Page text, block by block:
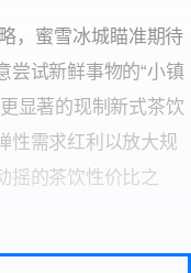
，蜜雪冰城瞄准期待
尝试新鲜事物的“小镇
显著的现制新式茶饮
性需求红利以放大规
摇的茶饮性价比之